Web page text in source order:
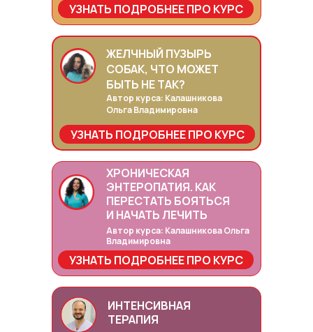
УЗНАТЬ ПОДРОБНЕЕ ПРО КУРС
ЖЕЛЧНЫЙ ПУЗЫРЬ
СОБАК, ЧТО МОЖЕТ
БЫТЬ НЕ ТАК?
УЗНАТЬ ПОДРОБНЕЕ ПРО КУРС
Автор курса: Калашникова
Ольга Владимировна
ХРОНИЧЕСКАЯ
ЭНТЕРОПАТИЯ. КАК
ПЕРЕСТАТЬ БОЯТЬСЯ
И НАЧАТЬ ЛЕЧИТЬ
УЗНАТЬ ПОДРОБНЕЕ ПРО КУРС
Автор курса: Калашникова Ольга
Владимировна
ИНТЕНСИВНАЯ
ТЕРАПИЯ